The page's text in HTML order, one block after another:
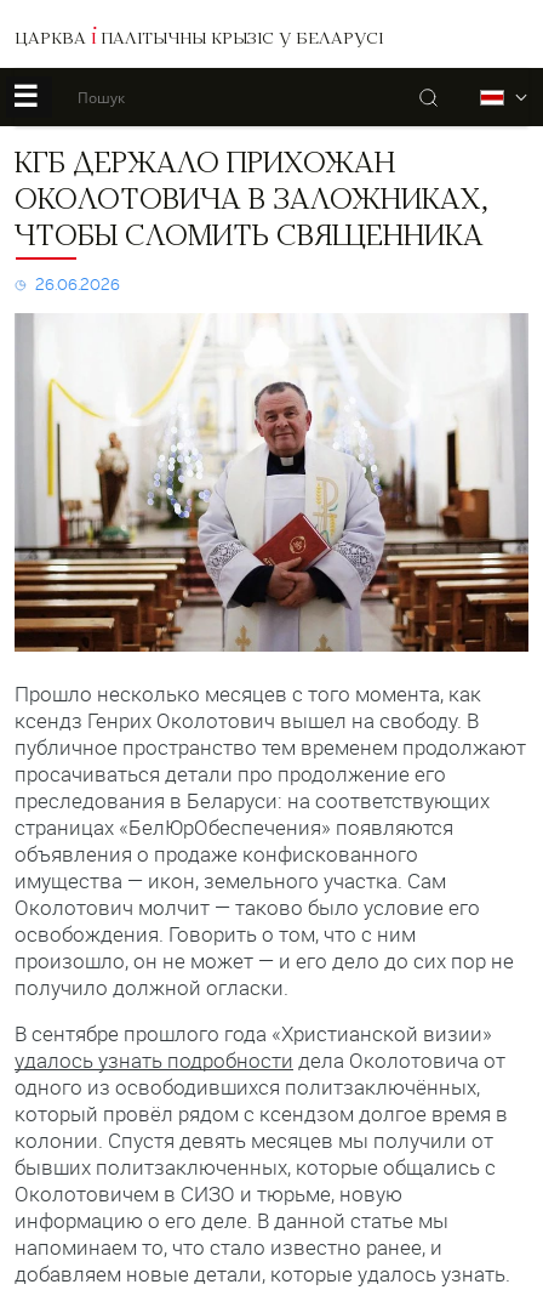
ЦАРКВА І ПАЛІТЫЧНЫ КРЫЗІС У БЕЛАРУСІ
☰ Пошук
КГБ
держало
прихожан
Околотовича
заложниках,
чтобы
сломить
КГБ ДЕРЖАЛО ПРИХОЖАН
ОКОЛОТОВИЧА В ЗАЛОЖНИКАХ,
ЧТОБЫ СЛОМИТЬ СВЯЩЕННИКА
26.06.2026
Прошло несколько месяцев с того момента, как
ксендз Генрих Околотович вышел на свободу. В
публичное пространство тем временем продолжают
просачиваться детали про продолжение его
преследования в Беларуси: на соответствующих
страницах «БелЮрОбеспечения» появляются
объявления о продаже конфискованного
имущества — икон, земельного участка. Сам
Околотович молчит — таково было условие его
освобождения. Говорить о том, что с ним
произошло, он не может — и его дело до сих пор не
получило должной огласки.
В сентябре прошлого года «Христианской визии»
удалось узнать подробности дела Околотовича от
одного из освободившихся политзаключённых,
который провёл рядом с ксендзом долгое время в
колонии. Спустя девять месяцев мы получили от
бывших политзаключенных, которые общались с
Околотовичем в СИЗО и тюрьме, новую
информацию о его деле. В данной статье мы
напоминаем то, что стало известно ранее, и
добавляем новые детали, которые удалось узнать.